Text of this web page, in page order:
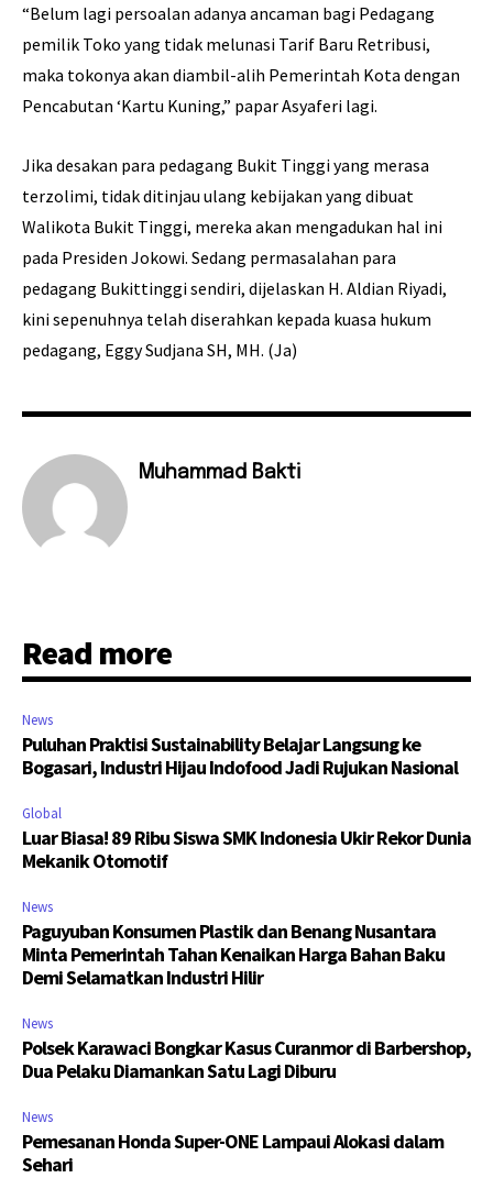
“Belum lagi persoalan adanya ancaman bagi Pedagang
pemilik Toko yang tidak melunasi Tarif Baru Retribusi,
maka tokonya akan diambil-alih Pemerintah Kota dengan
Pencabutan ‘Kartu Kuning,” papar Asyaferi lagi.
Jika desakan para pedagang Bukit Tinggi yang merasa
terzolimi, tidak ditinjau ulang kebijakan yang dibuat
Walikota Bukit Tinggi, mereka akan mengadukan hal ini
pada Presiden Jokowi. Sedang permasalahan para
pedagang Bukittinggi sendiri, dijelaskan H. Aldian Riyadi,
kini sepenuhnya telah diserahkan kepada kuasa hukum
pedagang, Eggy Sudjana SH, MH. (Ja)
Muhammad Bakti
Read more
News
Puluhan Praktisi Sustainability Belajar Langsung ke
Bogasari, Industri Hijau Indofood Jadi Rujukan Nasional
Global
Luar Biasa! 89 Ribu Siswa SMK Indonesia Ukir Rekor Dunia
Mekanik Otomotif
News
Paguyuban Konsumen Plastik dan Benang Nusantara
Minta Pemerintah Tahan Kenaikan Harga Bahan Baku
Demi Selamatkan Industri Hilir
News
Polsek Karawaci Bongkar Kasus Curanmor di Barbershop,
Dua Pelaku Diamankan Satu Lagi Diburu
News
Pemesanan Honda Super-ONE Lampaui Alokasi dalam
Sehari